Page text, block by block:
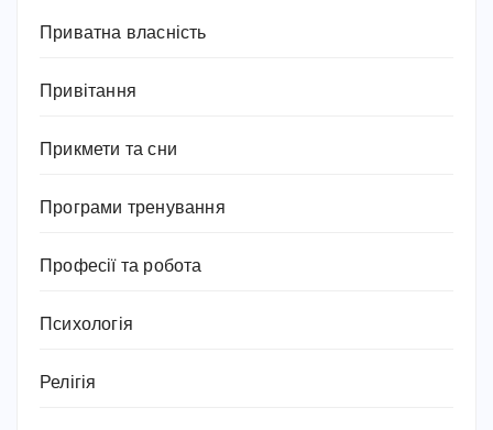
Приватна власність
Привітання
Прикмети та сни
Програми тренування
Професії та робота
Психологія
Релігія